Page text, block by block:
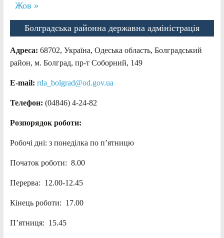
Жов »
Болградська районна державна адміністрація
Адреса: 68702, Україна, Одеська область, Болградський
район, м. Болград, пр-т Соборний, 149
E-mail: rda_bolgrad@od.gov.ua
Телефон: (04846) 4-24-82
Розпорядок роботи:
Робочі дні: з понеділка по п’ятницю
Початок роботи: 8.00
Перерва: 12.00-12.45
Кінець роботи: 17.00
П’ятниця: 15.45